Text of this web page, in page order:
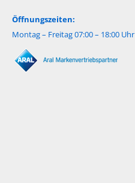
Öffnungszeiten:
Montag – Freitag 07:00 – 18:00 Uhr